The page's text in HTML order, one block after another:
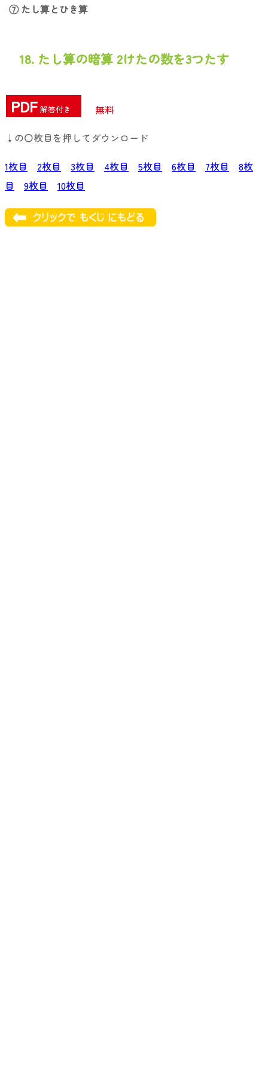
⑦ たし算とひき算
18. たし算の暗算 2けたの数を3つたす
PDF 解答付き
無料
↓の〇枚目を押してダウンロード
1枚目
2枚目 3枚目 4枚目 5枚目 6枚目 7枚目
8枚
目
9枚目 10枚目